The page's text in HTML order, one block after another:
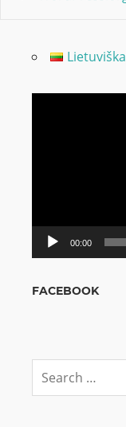
00:00
FACEBOOK